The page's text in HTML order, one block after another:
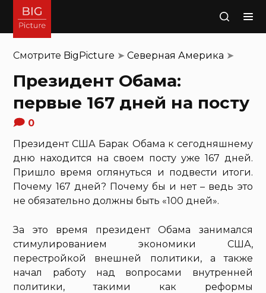
Поиск
Смотрите BigPicture ➤Северная Америка ➤
Президент Обама:
первые 167 дней на посту
0
Президент США Барак Обама к сегодняшнему
дню находится на своем посту уже 167 дней.
Пришло время оглянуться и подвести итоги.
Почему 167 дней? Почему бы и нет – ведь это
не обязательно должны быть «100 дней».
За это время президент Обама занимался
стимулированием экономики США,
перестройкой внешней политики, а также
начал работу над вопросами внутренней
политики, такими как реформы